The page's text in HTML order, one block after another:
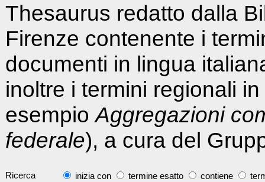
Thesaurus redatto dalla
Firenze contenente i
documenti in lingua
inoltre i termini regionali
esempioAggregazioni
federale), a cura del
Ricerca inizia con termine esatto contiene